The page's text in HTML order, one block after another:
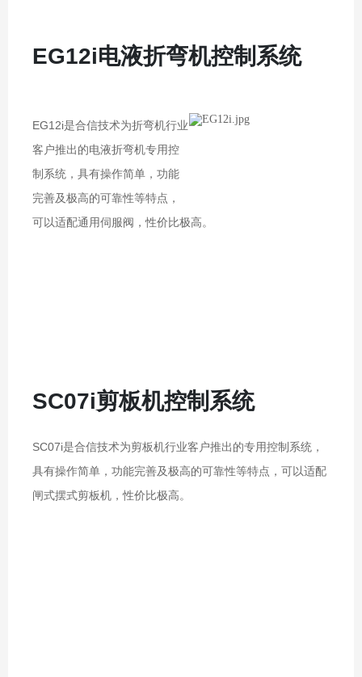
EG12i电液折弯机控制系统
EG12i是合信技术为折弯机行业
客户推出的电液折弯机专用控
制系统，具有操作简单，功能
完善及极高的可靠性等特点，
可以适配通用伺服阀，性价比极高。
SC07i剪板机控制系统
SC07i是合信技术为剪板机行业客户推出的专用控制系统，
具有操作简单，功能完善及极高的可靠性等特点，可以适配
闸式摆式剪板机，性价比极高。